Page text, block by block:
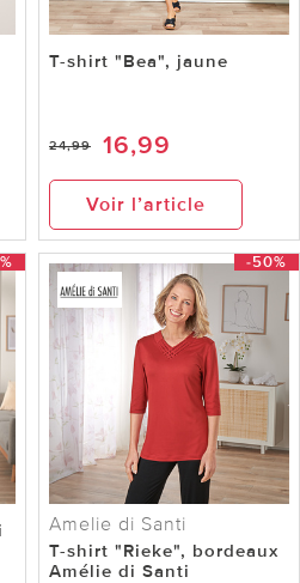
T-shirt "Bea", jaune
24,99 16,99
Voir l’article
-50%
Amelie di Santi
T-shirt "Rieke", bordeaux
Amélie di Santi